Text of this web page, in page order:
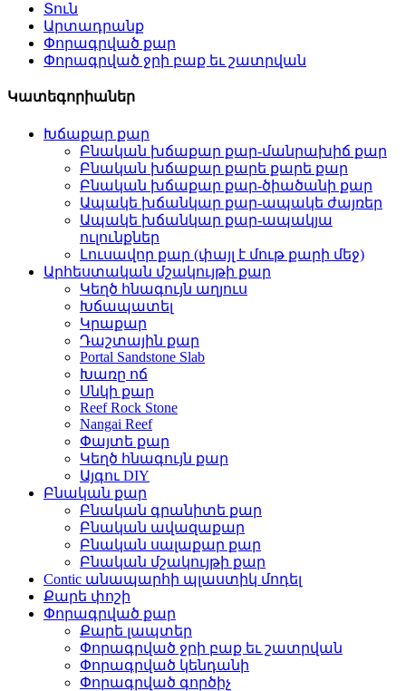
Տուն
Արտադրանք
Փորագրված քար
Փորագրված ջրի բաք եւ շատրվան
Կատեգորիաներ
Խճաքար քար
Բնական խճաքար քար-մանրախիճ քար
Բնական խճաքար քարե քարե քար
Բնական խճաքար քար-ծիածանի քար
Ապակե խճանկար քար-ապակե ժայռեր
Ապակե խճանկար քար-ապակյա
ուլունքներ
Լուսավոր քար (փայլ է մութ քարի մեջ)
Արհեստական ​​մշակույթի քար
Կեղծ հնագույն աղյուս
Խճապատել
Կրաքար
Դաշտային քար
Portal Sandstone Slab
Խառը ոճ
Սնկի քար
Reef Rock Stone
Nangai Reef
Փայտե քար
Կեղծ հնագույն քար
Այգու DIY
Բնական քար
Բնական գրանիտե քար
Բնական ավազաքար
Բնական սալաքար քար
Բնական մշակույթի քար
Contic անապարհի պլաստիկ մոդել
Քարե փոշի
Փորագրված քար
Քարե լապտեր
Փորագրված ջրի բաք եւ շատրվան
Փորագրված կենդանի
Փորագրված գործիչ